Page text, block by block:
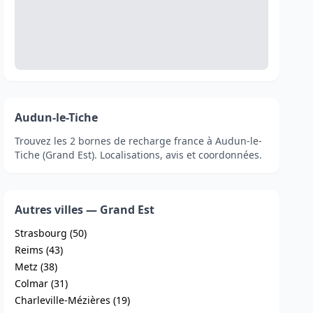
Audun-le-Tiche
Trouvez les 2 bornes de recharge france à Audun-le-
Tiche (Grand Est). Localisations, avis et coordonnées.
Autres villes — Grand Est
Strasbourg (50)
Reims (43)
Metz (38)
Colmar (31)
Charleville-Mézières (19)